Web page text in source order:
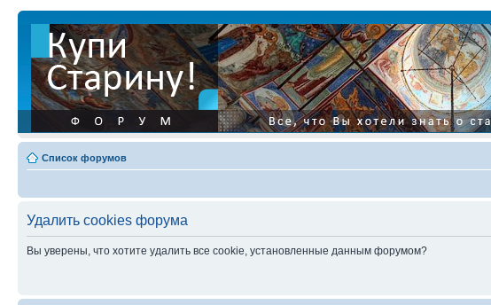
Список форумов
Удалить cookies форума
Вы уверены, что хотите удалить все cookie, установленные данным форумом?